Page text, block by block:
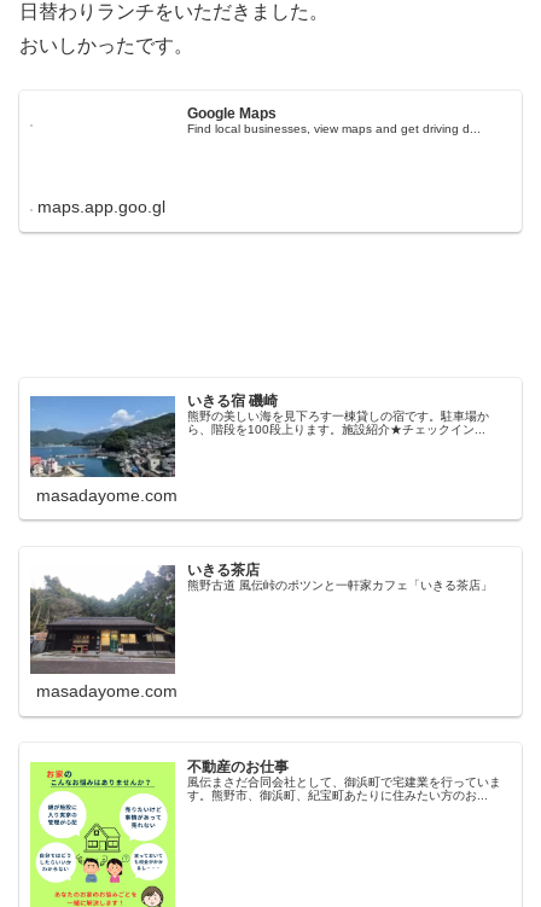
日替わりランチをいただきました。
おいしかったです。
Google Maps
Find local businesses, view maps and get driving d...
maps.app.goo.gl
いきる宿 磯崎
熊野の美しい海を見下ろす一棟貸しの宿です。駐車場か
ら、階段を100段上ります。施設紹介★チェックイン...
masadayome.com
いきる茶店
熊野古道 風伝峠のポツンと一軒家カフェ「いきる茶店」
masadayome.com
不動産のお仕事
風伝まさだ合同会社として、御浜町で宅建業を行っていま
す。熊野市、御浜町、紀宝町あたりに住みたい方のお...